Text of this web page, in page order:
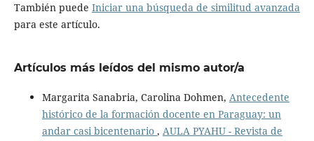
También puede Iniciar una búsqueda de similitud avanzada
para este artículo.
Artículos más leídos del mismo autor/a
Margarita Sanabria, Carolina Dohmen, Antecedente
histórico de la formación docente en Paraguay: un
andar casi bicentenario , AULA PYAHU - Revista de